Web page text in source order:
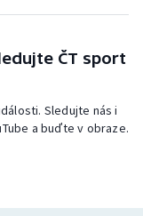
ČT sport
Sledujte nás i
a buďte v obraze.